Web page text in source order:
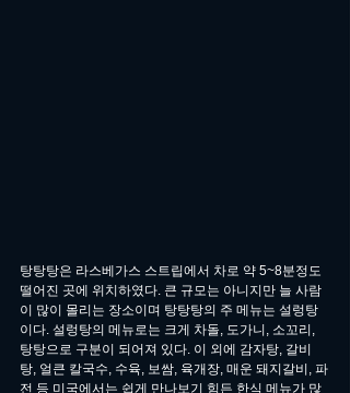
탕탕탕은 라스베가스 스트립에서 차로 약 5~8분정도
떨어진 곳에 위치하였다. 큰 규모는 아니지만 늘 사람
이 많이 몰리는 장소이며 탕탕탕의 주 메뉴는 설렁탕
이다. 설렁탕의 메뉴로는 크게 차돌, 도가니, 소꼬리,
탕탕으로 구분이 되어져 있다. 이 외에 감자탕, 갈비
탕, 얼큰 칼국수, 수육, 보쌈, 육개장, 매운 돼지갈비, 파
전 등 미국에서는 쉽게 만나보기 힘든 한식 메뉴가 많